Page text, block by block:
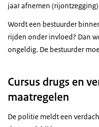
jaar afnemen
Wordt een bestuurder
rijden onder invloed? Dan
ongeldig. De bestuurder
Cursus drugs en
maatregelen
De politie meldt een